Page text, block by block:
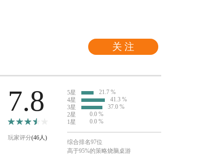
关 注
7.8
玩家评分(46人)
5星
21.7 %
4星
41.3 %
3星
37.0 %
2星
0.0 %
1星
0.0 %
综合排名97位
高于95%的策略烧脑桌游